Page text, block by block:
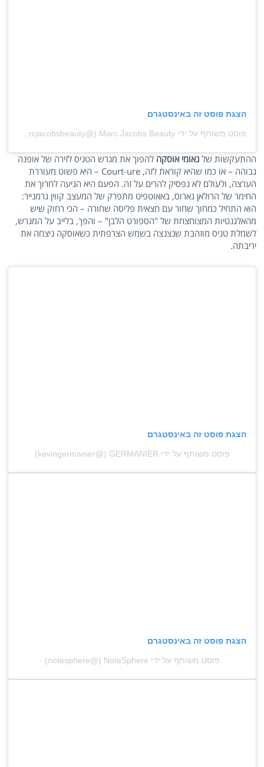
הצגת פוסט זה באינסטגרם
פוסט משותף על ידי ‏‎Marc Jacobs Beauty‎‏ (@‏‎marcjacobsbeauty‎‏)
ההתעקשות שלנאומי אוסקה להפוך את מגרש הטניס לזירה של אופנה
גבוהה – או כמו שהיא קוראת לזה, Court-ure – היא פשוט מעוררת
הערצה, ולעולם לא נפסיק להרים על זה. הפעם היא הגיעה לחרוך את
החימר של הרולאן גארוס, באאוטפיט מתפרק של המעצב קווין גרמנייר:
הוא התחיל כמחוך שחור עם חצאית פליסה שחורה – הכי רחוק שיש
מהאלגנטיות המצוחצחת של "הספורט הלבן" – והפך, בלייב על המגרש,
לשמלת טניס מוזהבת שנצנצה בשמש הצרפתית כשאוסקה ניצחה את
יריבתה.
הצגת פוסט זה באינסטגרם
פוסט משותף על ידי ‏‎GERMANIER‎‏ (@‏‎kevingermanier‎‏)
הצגת פוסט זה באינסטגרם
פוסט משותף על ידי ‏‎NoteSphere‎‏ (@‏‎notesphere‎‏)